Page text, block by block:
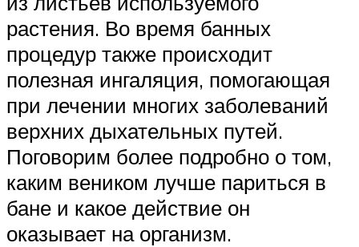
растения. Во время банных
процедур также происходит
полезная ингаляция, помогающая
при лечении многих заболеваний
верхних дыхательных путей.
Поговорим более подробно о том,
каким веником лучше париться в
бане и какое действие он
оказывает на организм.